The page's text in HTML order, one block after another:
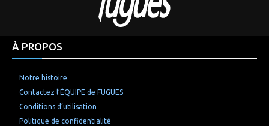
À PROPOS
Notre histoire
Contactez l’ÉQUIPE de FUGUES
Conditions d’utilisation
Politique de confidentialité